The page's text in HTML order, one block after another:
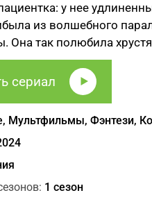
у нее
из волшебного
Она так полюбила
сериал
Мультфильмы, Фэнтези,
1 сезон